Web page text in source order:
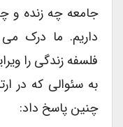
جامعه چه زنده و
داریم. ما درک می
فلسفه زندگی را
به سئوالی که در
چنین پاسخ داد: